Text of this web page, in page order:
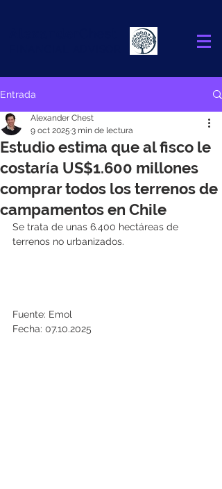
Entrada
Estudio estima que al fisco le
costaría US$1.600 millones
comprar todos los terrenos de
campamentos en Chile
Alexander Chest
9 oct 2025 3 min de lectura
Se trata de unas 6.400 hectáreas de
terrenos no urbanizados.
Fuente: Emol
Fecha: 07.10.2025